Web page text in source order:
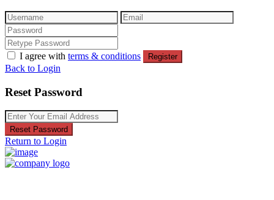
I agree with terms & conditions Register
Back to Login
Reset Password
Reset Password
Return to Login